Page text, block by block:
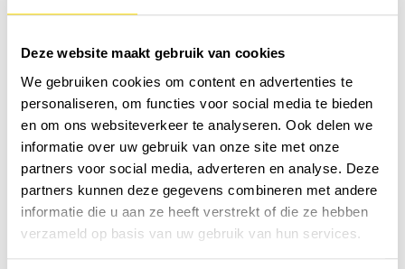
Deze website maakt gebruik van cookies
We gebruiken cookies om content en advertenties te
personaliseren, om functies voor social media te bieden
en om ons websiteverkeer te analyseren. Ook delen we
informatie over uw gebruik van onze site met onze
partners voor social media, adverteren en analyse. Deze
partners kunnen deze gegevens combineren met andere
informatie die u aan ze heeft verstrekt of die ze hebben
verzameld op basis van uw gebruik van hun services.
agriculture.newholland.com
cnhcapital.com
Trier par: